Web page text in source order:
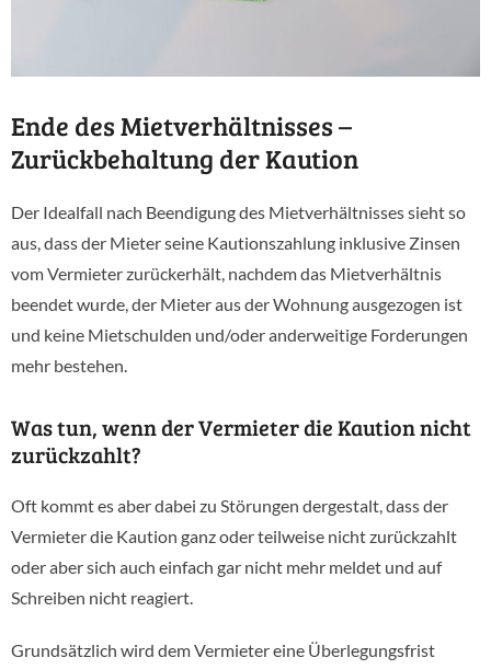
Ende des Mietverhältnisses –
Zurückbehaltung der Kaution
Der Idealfall nach Beendigung des Mietverhältnisses sieht so
aus, dass der Mieter seine Kautionszahlung inklusive Zinsen
vom Vermieter zurückerhält, nachdem das Mietverhältnis
beendet wurde, der Mieter aus der Wohnung ausgezogen ist
und keine Mietschulden und/oder anderweitige Forderungen
mehr bestehen.
Was tun, wenn der Vermieter die Kaution nicht
zurückzahlt?
Oft kommt es aber dabei zu Störungen dergestalt, dass der
Vermieter die Kaution ganz oder teilweise nicht zurückzahlt
oder aber sich auch einfach gar nicht mehr meldet und auf
Schreiben nicht reagiert.
Grundsätzlich wird dem Vermieter eine Überlegungsfrist